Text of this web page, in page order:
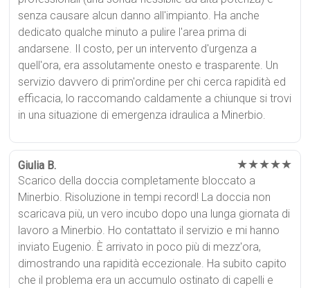
senza causare alcun danno all'impianto. Ha anche
dedicato qualche minuto a pulire l'area prima di
andarsene. Il costo, per un intervento d'urgenza a
quell'ora, era assolutamente onesto e trasparente. Un
servizio davvero di prim'ordine per chi cerca rapidità ed
efficacia, lo raccomando caldamente a chiunque si trovi
in una situazione di emergenza idraulica a Minerbio.
Giulia B. ★★★★★
Scarico della doccia completamente bloccato a
Minerbio. Risoluzione in tempi record! La doccia non
scaricava più, un vero incubo dopo una lunga giornata di
lavoro a Minerbio. Ho contattato il servizio e mi hanno
inviato Eugenio. È arrivato in poco più di mezz'ora,
dimostrando una rapidità eccezionale. Ha subito capito
che il problema era un accumulo ostinato di capelli e